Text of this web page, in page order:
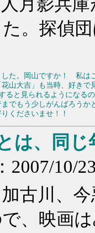
月影兵
。探偵
した。岡山ですか！ 私は
花山大吉」も当時、好き
ると見られるようになる
でもう少しがんばろうか
くださいませ！！
は、同じ
2007/10/
古川、今
、映画